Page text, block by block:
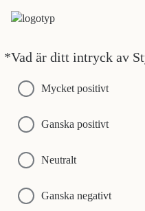
*Vad är ditt intryck av
Obligatoriskt
Mycket positivt
Ganska positivt
Neutralt
Ganska negativt